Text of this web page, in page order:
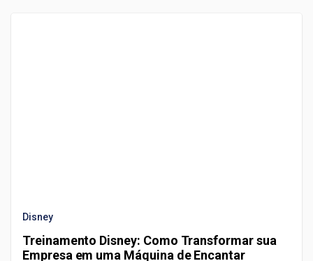
Disney
Treinamento Disney: Como Transformar sua
Empresa em uma Máquina de Encantar